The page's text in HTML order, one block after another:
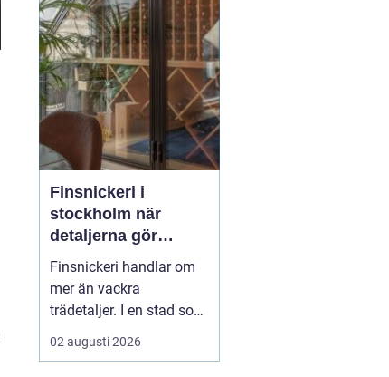
vägledning. För den som
söker advokat
helsingborg blir
utmaningen inte bara a...
Finsnickeri i
stockholm när
detaljerna gör
skillnaden
Finsnickeri handlar om
mer än vackra
trädetaljer. I en stad som
Stockholm, där många
bor på begränsad yta,
02 augusti 2026